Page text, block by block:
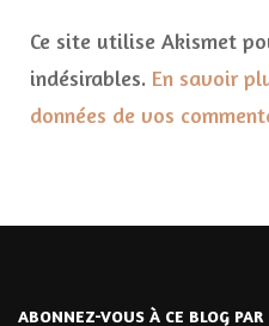
Ce site utilise Akismet
indésirables. En savoir
données de vos
ABONNEZ-VOUS À CE BLOG